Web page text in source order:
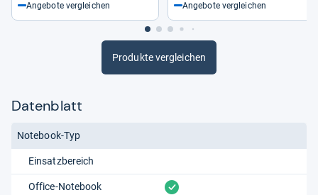
Angebote vergleichen Angebote vergleichen
Produkte vergleichen
Datenblatt
Notebook-Typ
Einsatzbereich
Office-Notebook vorhanden